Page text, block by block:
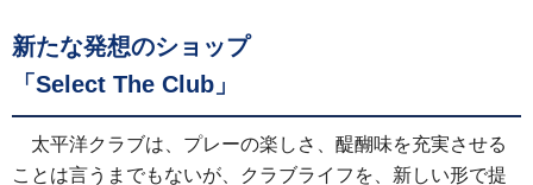
新たな発想のショップ
「Select The Club」
太平洋クラブは、プレーの楽しさ、醍醐味を充実させる
ことは言うまでもないが、クラブライフを、新しい形で提